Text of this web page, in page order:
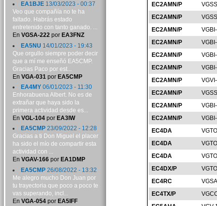
EC2AMN/P
EC2AMN/P
EC2AMN/P
EC2AMN/P
EC2AMN/P
EC2AMN/P
EC2AMN/P
EC2AMN/P
EC2AMN/P
EC2AMN/P
EC4DA
EC4DA
EC4DA
EC4DX/P
EC4RC
EC4TX/P
EA1BJE13/03/2023 - 00:37
Veo que compañía no te ha
faltado. Habrás estado
entretenido con tanto ganado. ...
En VGSA-222por EA3FNZ
EA5NU 14/01/2023 - 19:43
Que orgullo siempre poder decir
que a mí me enseñó EA5CMP.
Gracias Paco por est...
En VGA-031 por EA5CMP
EA4MY06/01/2023 - 11:30
Enhorabuena Albert. No es de
extrañar que haya sido la
primera actividad desde es...
En VGL-104por EA3IW
EA5CMP23/09/2022 - 12:28
Gracias a ti Don Miguel el placer
ha sido el mío de compartir esta
actividad con ...
En VGAV-166por EA1DMP
EA5CMP26/08/2022 - 13:32
Me alegro mucho Don Juan por
tu trayectoria que poco a poco te
vas superando, incl...
En VGA-054por EA5IFF